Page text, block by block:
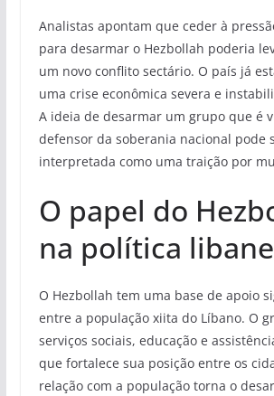
Analistas apontam que ceder à
para desarmar o Hezbollah poderia
um novo conflito sectário. O país já
uma crise econômica severa e
A ideia de desarmar um grupo que é
defensor da soberania nacional pode
interpretada como uma traição por
O papel do
na política
O Hezbollah tem uma base de apoio
entre a população xiita do Líbano. O
serviços sociais, educação e
que fortalece sua posição entre os
relação com a população torna o